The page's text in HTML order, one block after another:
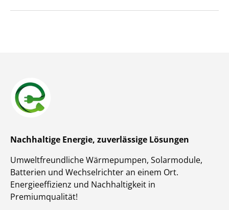
Nachhaltige Energie, zuverlässige Lösungen
Umweltfreundliche Wärmepumpen, Solarmodule,
Batterien und Wechselrichter an einem Ort.
Energieeffizienz und Nachhaltigkeit in
Premiumqualität!